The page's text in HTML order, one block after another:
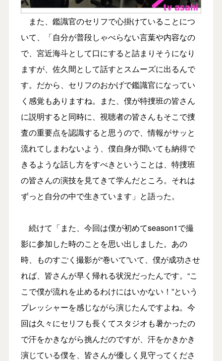
また、鑑識官のセリフで心掛けていることにつ
いて、「自分が普段しゃべらない言葉や内容なの
で、宮近海斗として口にすると詰まりそうになり
ますが、佐久間として話すとスムーズに出るんで
す。だから、セリフのおかげで鑑識官になってい
く感覚もありますね。また、僕が特捜班の皆さん
に説明すると同時に、視聴者の皆さんもそこで捜
査の重要点を認識すると思うので、情報がサッと
流れてしまわないよう、僕自身が聞いても納得で
きるような話し方をすべきということは、特捜班
の皆さんの演技を見てきて学んだところ。それは
ずっと自分の中で生きています」と語った。
続けて「また、今回は僕が初めてseason1で撮
影に参加した時のことを思い出しました。あの
時、ものすごく撮影が“巻いて”いて、僕が成功させ
れば、皆さんが早く帰れる状況だったんです。“こ
こで僕が流れを止めるわけにはいかない！”という
プレッシャーを感じながら演じたんですよね。今
回は久々にセリフも長くてスタジオも暑かったの
で汗をかきながら挑んだのですが、汗をかきかき
演じている僕を、皆さんが優しく見守ってくださ